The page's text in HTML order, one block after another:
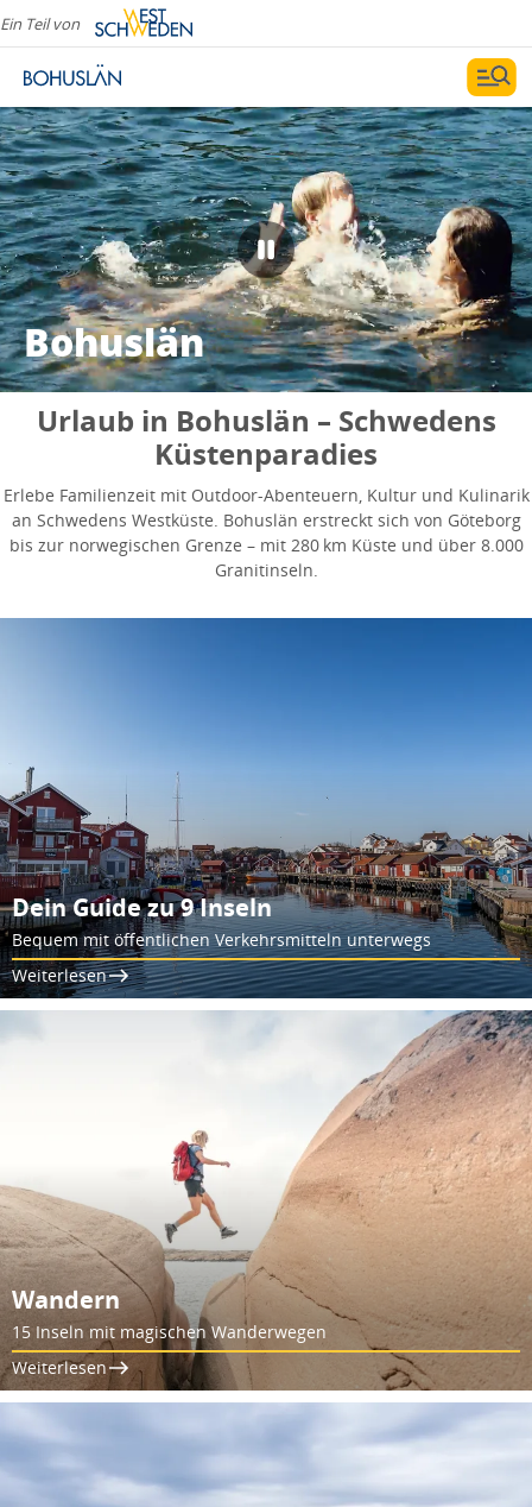
Ein Teil von
Bohuslän
Urlaub in Bohuslän – Schwedens
Küstenparadies
Erlebe Familienzeit mit Outdoor-Abenteuern, Kultur und Kulinarik
an Schwedens Westküste. Bohuslän erstreckt sich von Göteborg
bis zur norwegischen Grenze – mit 280 km Küste und über 8.000
Granitinseln.
Dein Guide zu 9 Inseln
Bequem mit öffentlichen Verkehrsmitteln unterwegs
Weiterlesen
Wandern
15 Inseln mit magischen Wanderwegen
Weiterlesen